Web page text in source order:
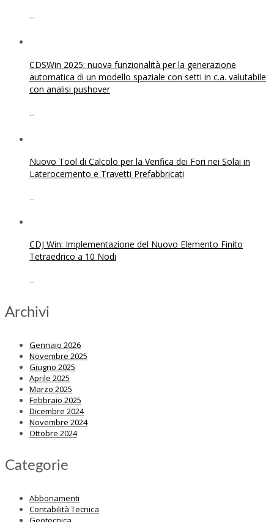
...
CDSWin 2025: nuova funzionalità per la generazione
automatica di un modello spaziale con setti in c.a. valutabile
con analisi pushover
...
Nuovo Tool di Calcolo per la Verifica dei Fori nei Solai in
Laterocemento e Travetti Prefabbricati
...
CDJ Win: Implementazione del Nuovo Elemento Finito
Tetraedrico a 10 Nodi
...
Archivi
Gennaio 2026
Novembre 2025
Giugno 2025
Aprile 2025
Marzo 2025
Febbraio 2025
Dicembre 2024
Novembre 2024
Ottobre 2024
Categorie
Abbonamenti
Contabilità Tecnica